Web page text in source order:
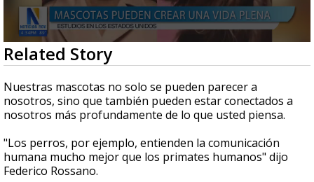
0
seconds
of
2
minutes,
21
seconds
Related Story
Nuestras mascotas no solo se pueden parecer a
nosotros, sino que también pueden estar conectados a
nosotros más profundamente de lo que usted piensa.
"Los perros, por ejemplo, entienden la comunicación
humana mucho mejor que los primates humanos" dijo
Federico Rossano.